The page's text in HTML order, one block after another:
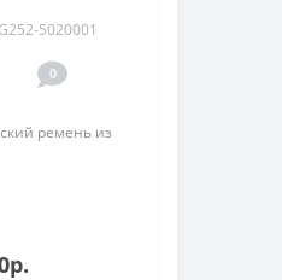
5020001
0
ремень из